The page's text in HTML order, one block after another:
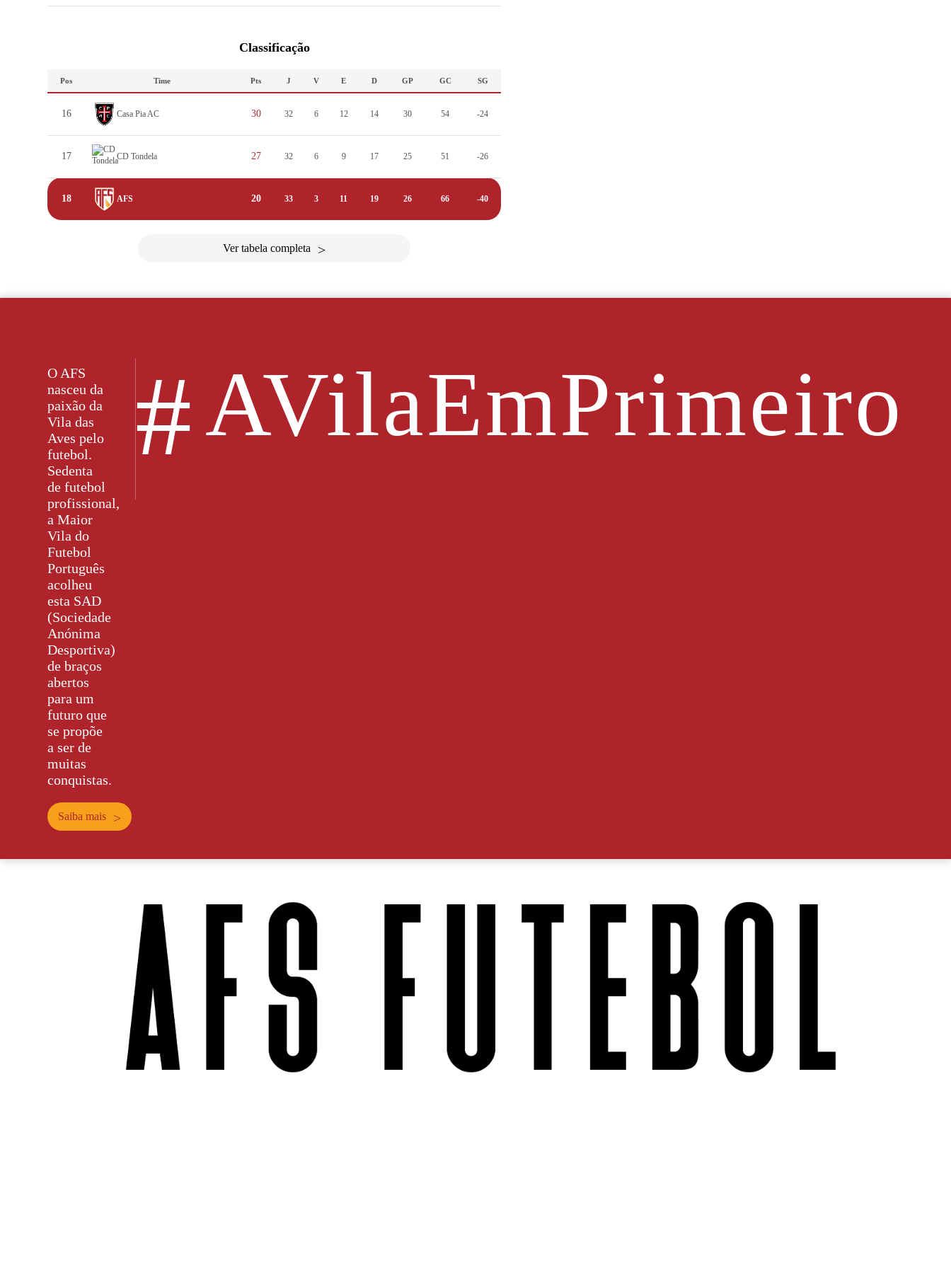
Classificação
Pos Time Pts J V E D GP GC SG
16 Casa Pia AC 30 32 6 12 14 30 54 -24
17 CD Tondela 27 32 6 9 17 25 51 -26
18 AFS 20 33 3 11 19 26 66 -40
Ver tabela completa >
O AFS
nasceu da
paixão da
Vila das
Aves pelo
futebol.
Sedenta
de futebol
profissional,
a Maior
Vila do
Futebol
Português
acolheu
esta SAD
(Sociedade
Anónima
Desportiva)
de braços
abertos
para um
futuro que
se propõe
a ser de
muitas
conquistas.
Saiba mais >
#AVilaEmPrimeiro